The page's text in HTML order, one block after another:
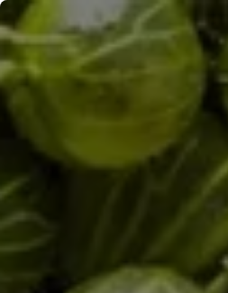
Panneau de gestion des cookies